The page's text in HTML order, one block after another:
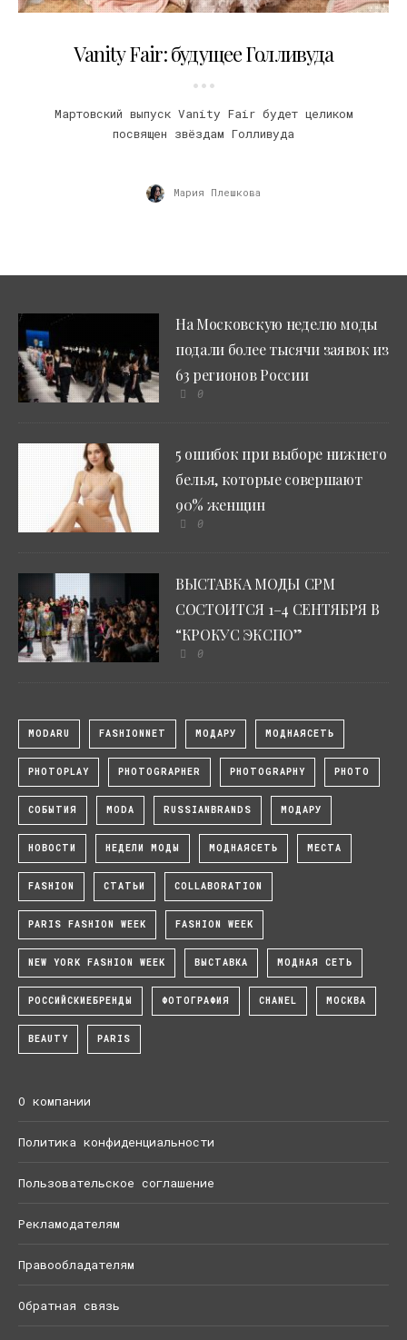
Vanity Fair: будущее Голливуда
Мартовский выпуск Vanity Fair будет целиком
посвящен звёздам Голливуда
Мария Плешкова
На Московскую неделю моды
подали более тысячи заявок из
63 регионов России
0
5 ошибок при выборе нижнего
белья, которые совершают
90% женщин
0
ВЫСТАВКА МОДЫ CPM
СОСТОИТСЯ 1–4 СЕНТЯБРЯ В
“КРОКУС ЭКСПО”
0
MODARU FASHIONNET МОДАРУ МОДНАЯСЕТЬ
PHOTOPLAY PHOTOGRAPHER PHOTOGRAPHY PHOTO
СОБЫТИЯ MODA RUSSIANBRANDS МОДАРУ
НОВОСТИ НЕДЕЛИ МОДЫ МОДНАЯСЕТЬ МЕСТА
FASHION СТАТЬИ COLLABORATION
PARIS FASHION WEEK FASHION WEEK
NEW YORK FASHION WEEK ВЫСТАВКА МОДНАЯ СЕТЬ
РОССИЙСКИЕБРЕНДЫ ФОТОГРАФИЯ CHANEL МОСКВА
BEAUTY PARIS
О компании
Политика конфиденциальности
Пользовательское соглашение
Рекламодателям
Правообладателям
Обратная связь